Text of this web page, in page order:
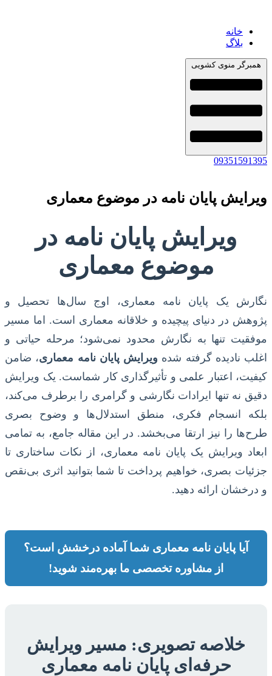
خانه
بلاگ
همبرگر منوی کشویی
09351591395
ویرایش پایان نامه در موضوع معماری
ویرایش پایان نامه در
موضوع معماری
نگارش یک پایان نامه معماری، اوج سال‌ها تحصیل و
پژوهش در دنیای پیچیده و خلاقانه معماری است. اما مسیر
موفقیت تنها به نگارش محدود نمی‌شود؛ مرحله حیاتی و
اغلب نادیده گرفته شده ویرایش پایان نامه معماری، ضامن
کیفیت، اعتبار علمی و تأثیرگذاری کار شماست. یک ویرایش
دقیق نه تنها ایرادات نگارشی و گرامری را برطرف می‌کند،
بلکه انسجام فکری، منطق استدلال‌ها و وضوح بصری
طرح‌ها را نیز ارتقا می‌بخشد. در این مقاله جامع، به تمامی
ابعاد ویرایش یک پایان نامه معماری، از نکات ساختاری تا
جزئیات بصری، خواهیم پرداخت تا شما بتوانید اثری بی‌نقص
و درخشان ارائه دهید.
آیا پایان نامه معماری شما آماده درخشش است؟
از مشاوره تخصصی ما بهره‌مند شوید!
خلاصه تصویری: مسیر ویرایش
حرفه‌ای پایان نامه معماری